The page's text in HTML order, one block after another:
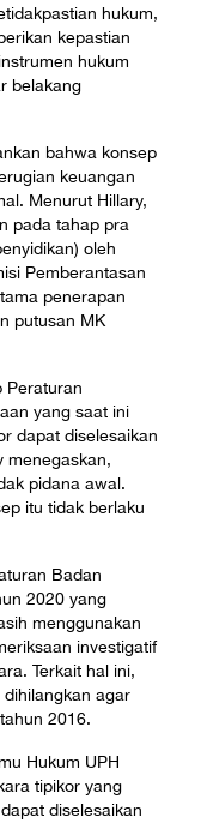
hukum,
kepastian
hukum
belakang
bahwa konsep
keuangan
Menurut Hillary,
pada tahap pra
oleh
Pemberantasan
penerapan
putusan MK
Peraturan
yang saat ini
dapat diselesaikan
menegaskan,
pidana awal.
itu tidak berlaku
Badan
2020 yang
menggunakan
investigatif
Terkait hal ini,
agar
2016.
Hukum UPH
tipikor yang
diselesaikan